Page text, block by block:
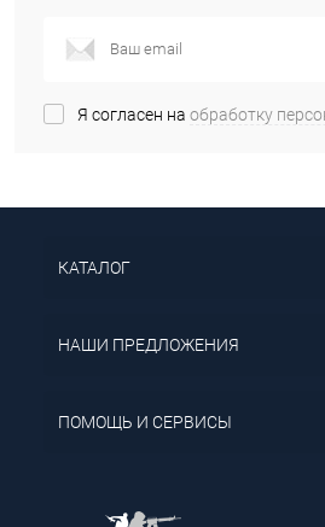
Я согласен на обработку
КАТАЛОГ
НАШИ ПРЕДЛОЖЕНИЯ
ПОМОЩЬ И СЕРВИСЫ